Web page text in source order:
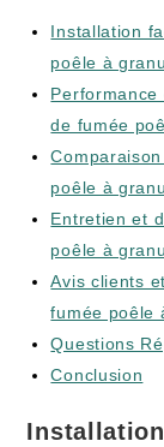
Installation
poêle à
de fumée
poêle à
Entretien et
poêle à
Avis clients
fumée poêle
Questions
Conclusion